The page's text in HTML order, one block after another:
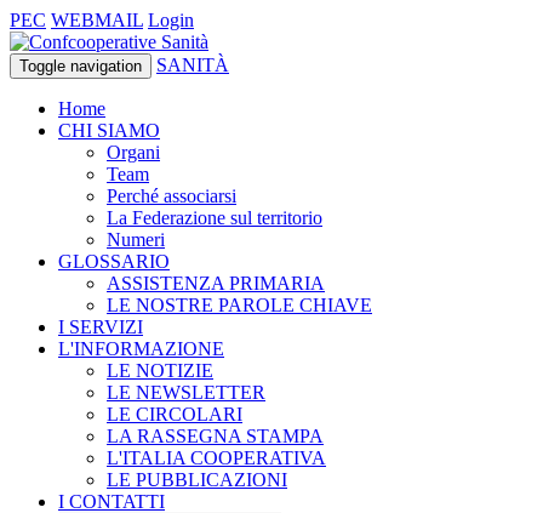
PEC WEBMAIL Login
Toggle navigation SANITÀ
Home
CHI SIAMO
Organi
Team
Perché associarsi
La Federazione sul territorio
Numeri
GLOSSARIO
ASSISTENZA PRIMARIA
LE NOSTRE PAROLE CHIAVE
I SERVIZI
L'INFORMAZIONE
LE NOTIZIE
LE NEWSLETTER
LE CIRCOLARI
LA RASSEGNA STAMPA
L'ITALIA COOPERATIVA
LE PUBBLICAZIONI
I CONTATTI